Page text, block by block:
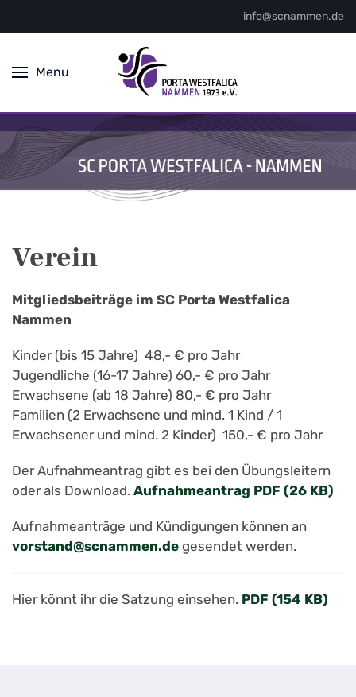
info@scnammen.de
Menu
Verein
Mitgliedsbeiträge im SC Porta Westfalica
Nammen
Kinder (bis 15 Jahre) 48,- € pro Jahr
Jugendliche (16-17 Jahre) 60,- € pro Jahr
Erwachsene (ab 18 Jahre) 80,- € pro Jahr
Familien (2 Erwachsene und mind. 1 Kind / 1
Erwachsener und mind. 2 Kinder) 150,- € pro Jahr
Der Aufnahmeantrag gibt es bei den Übungsleitern
oder als Download. Aufnahmeantrag PDF (26 KB)
Aufnahmeanträge und Kündigungen können an
vorstand@scnammen.de gesendet werden.
Hier könnt ihr die Satzung einsehen. PDF (154 KB)